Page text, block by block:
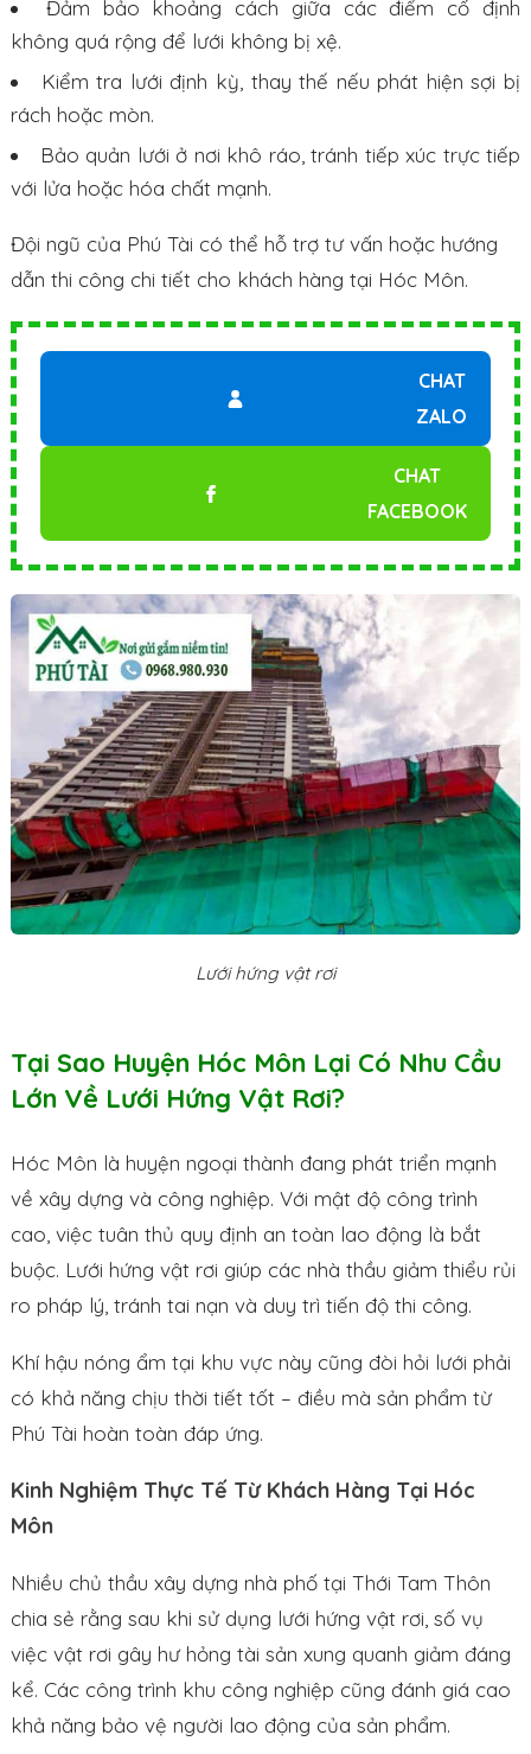
Đảm bảo khoảng cách giữa các điểm cố định
không quá rộng để lưới không bị xệ.
Kiểm tra lưới định kỳ, thay thế nếu phát hiện sợi bị
rách hoặc mòn.
Bảo quản lưới ở nơi khô ráo, tránh tiếp xúc trực tiếp
với lửa hoặc hóa chất mạnh.
Đội ngũ của Phú Tài có thể hỗ trợ tư vấn hoặc hướng
dẫn thi công chi tiết cho khách hàng tại Hóc Môn.
CHAT
ZALO
CHAT
FACEBOOK
Lưới hứng vật rơi
Tại Sao Huyện Hóc Môn Lại Có Nhu Cầu
Lớn Về Lưới Hứng Vật Rơi?
Hóc Môn là huyện ngoại thành đang phát triển mạnh
về xây dựng và công nghiệp. Với mật độ công trình
cao, việc tuân thủ quy định an toàn lao động là bắt
buộc. Lưới hứng vật rơi giúp các nhà thầu giảm thiểu rủi
ro pháp lý, tránh tai nạn và duy trì tiến độ thi công.
Khí hậu nóng ẩm tại khu vực này cũng đòi hỏi lưới phải
có khả năng chịu thời tiết tốt – điều mà sản phẩm từ
Phú Tài hoàn toàn đáp ứng.
Kinh Nghiệm Thực Tế Từ Khách Hàng Tại Hóc
Môn
Nhiều chủ thầu xây dựng nhà phố tại Thới Tam Thôn
chia sẻ rằng sau khi sử dụng lưới hứng vật rơi, số vụ
việc vật rơi gây hư hỏng tài sản xung quanh giảm đáng
kể. Các công trình khu công nghiệp cũng đánh giá cao
khả năng bảo vệ người lao động của sản phẩm.